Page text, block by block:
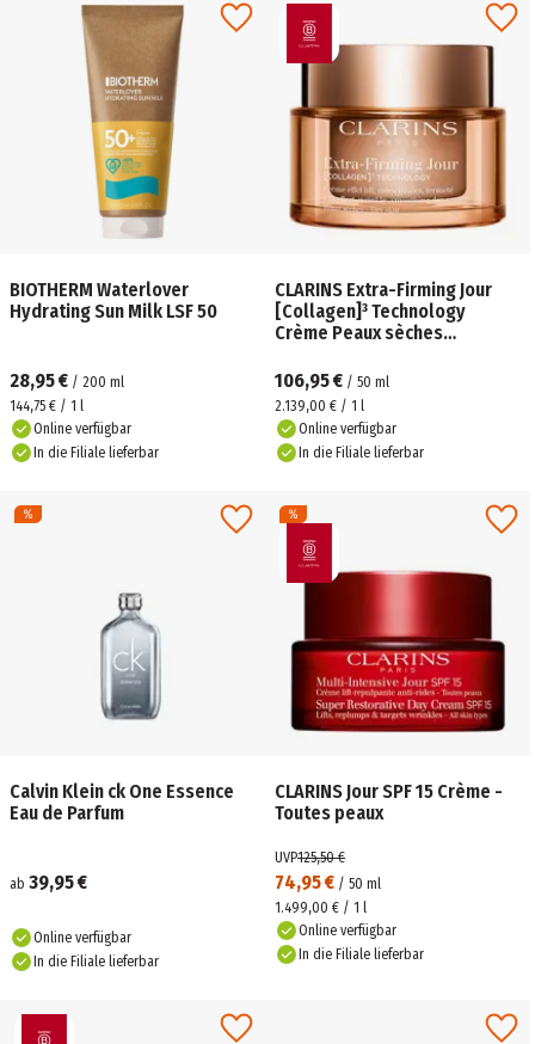
BIOTHERM Waterlover
Hydrating Sun Milk LSF 50
28,95 € / 200 ml
144,75 € / 1 l
Online verfügbar
In die Filiale lieferbar
CLARINS Extra-Firming Jour
[Collagen]³ Technology
Crème Peaux sèches
106,95 € / 50 ml
2.139,00 € / 1 l
Online verfügbar
In die Filiale lieferbar
Calvin Klein ck One Essence
Eau de Parfum
ab 39,95 €
Online verfügbar
In die Filiale lieferbar
CLARINS Jour SPF 15 Crème -
Toutes peaux
74,95 € / 50 ml
UVP125,50 €
1.499,00 € / 1 l
Online verfügbar
In die Filiale lieferbar